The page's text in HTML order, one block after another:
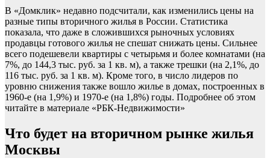
В «Домклик» недавно подсчитали, как изменились цены на
разные типы вторичного жилья в России. Статистика
показала, что даже в сложившихся рыночных условиях
продавцы готового жилья не спешат снижать цены. Сильнее
всего подешевели квартиры с четырьмя и более комнатами (на
7%, до 144,3 тыс. руб. за 1 кв. м), а также трешки (на 2,1%, до
116 тыс. руб. за 1 кв. м). Кроме того, в число лидеров по
уровню снижения также вошло жилье в домах, построенных в
1960-е (на 1,9%) и 1970-е (на 1,8%) годы. Подробнее об этом
читайте в материале «РБК-Недвижимости»
Что будет на вторичном рынке жилья
Москвы